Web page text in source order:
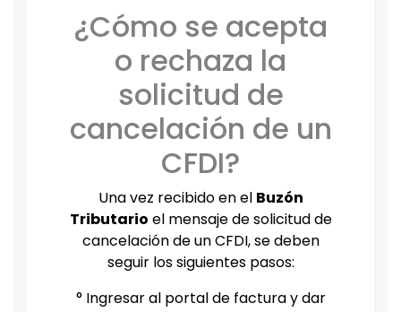
¿Cómo se acepta
o rechaza la
solicitud de
cancelación de un
CFDI?
Una vez recibido en el Buzón
Tributario el mensaje de solicitud de
cancelación de un CFDI, se deben
seguir los siguientes pasos:
° Ingresar al portal de factura y dar